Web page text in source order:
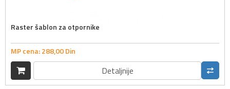
Raster šablon za otpornike
MP cena:288,00Din
Detaljnije